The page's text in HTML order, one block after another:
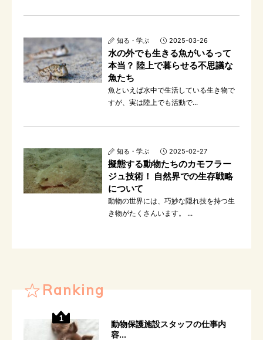
知る・学ぶ 2025-03-26
水の外でも生きる魚がいるって
本当？ 陸上で暮らせる不思議な
魚たち
魚といえば水中で生活している生き物で
すが、実は陸上でも活動で...
知る・学ぶ 2025-02-27
擬態する動物たちのカモフラー
ジュ技術！ 自然界での生存戦略
について
動物の世界には、巧妙な隠れ技を持つ生
き物がたくさんいます。 ...
Ranking
動物保護施設スタッフの仕事内
容...